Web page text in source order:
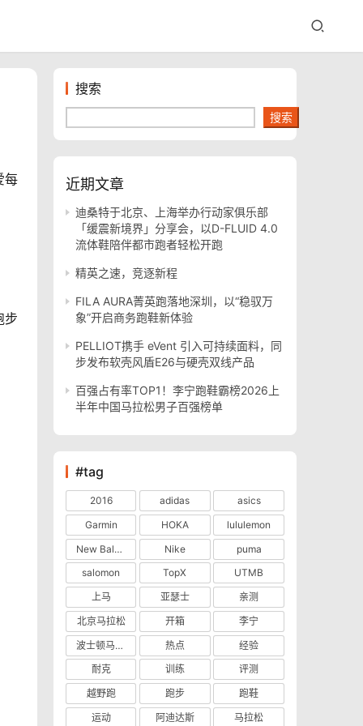
每
步
搜索
搜索
近期文章
迪桑特于北京、上海举办行动家俱乐部
「缓震新境界」分享会，以D-FLUID 4.0
流体鞋陪伴都市跑者轻松开跑
精英之速，竞逐新程
FILA AURA菁英跑落地深圳，以“稳驭万
象”开启商务跑鞋新体验
PELLIOT携手 eVent 引入可持续面料，同
步发布软壳风盾E26与硬壳双线产品
百强占有率TOP1！李宁跑鞋霸榜2026上
半年中国马拉松男子百强榜单
#tag
2016 adidas
asics
Garmin
HOKA
lululemon
New Balance
Nike
puma
salomon
TopX
UTMB
上马
亚瑟士
亲测
北京马拉松
开箱
李宁
波士顿马拉松
热点
经验
耐克
训练
评测
越野跑
跑步
跑鞋
运动
阿迪达斯 马拉松